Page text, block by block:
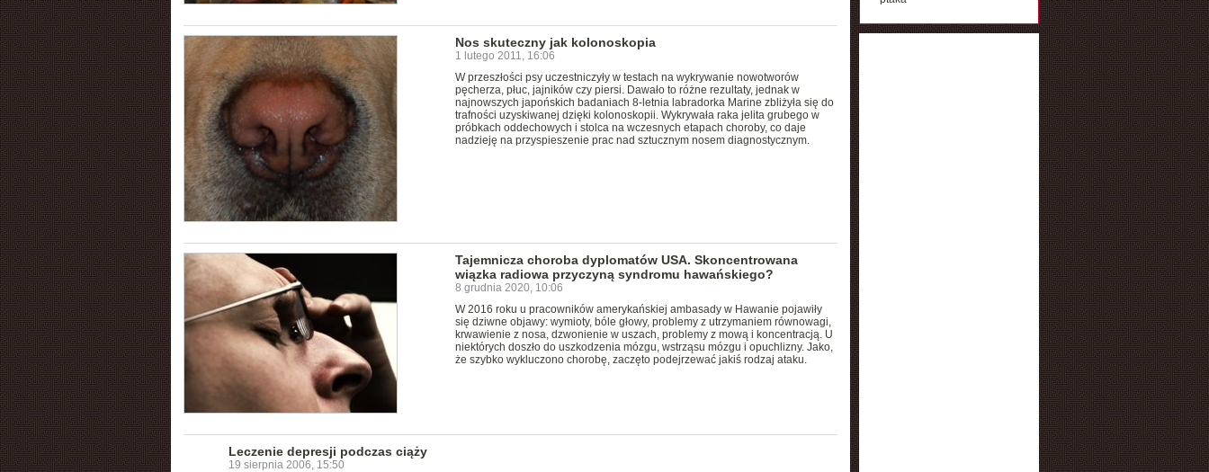
Nos skuteczny jak kolonoskopia
1 lutego 2011, 16:06
W przeszłości psy uczestniczyły w testach na wykrywanie nowotworów
pęcherza, płuc, jajników czy piersi. Dawało to różne rezultaty, jednak w
najnowszych japońskich badaniach 8-letnia labradorka Marine zbliżyła się do
trafności uzyskiwanej dzięki kolonoskopii. Wykrywała raka jelita grubego w
próbkach oddechowych i stolca na wczesnych etapach choroby, co daje
nadzieję na przyspieszenie prac nad sztucznym nosem diagnostycznym.
Tajemnicza choroba dyplomatów USA. Skoncentrowana
wiązka radiowa przyczyną syndromu hawańskiego?
8 grudnia 2020, 10:06
W 2016 roku u pracowników amerykańskiej ambasady w Hawanie pojawiły
się dziwne objawy: wymioty, bóle głowy, problemy z utrzymaniem równowagi,
krwawienie z nosa, dzwonienie w uszach, problemy z mową i koncentracją. U
niektórych doszło do uszkodzenia mózgu, wstrząsu mózgu i opuchlizny. Jako,
że szybko wykluczono chorobę, zaczęto podejrzewać jakiś rodzaj ataku.
Leczenie depresji podczas ciąży
19 sierpnia 2006, 15:50